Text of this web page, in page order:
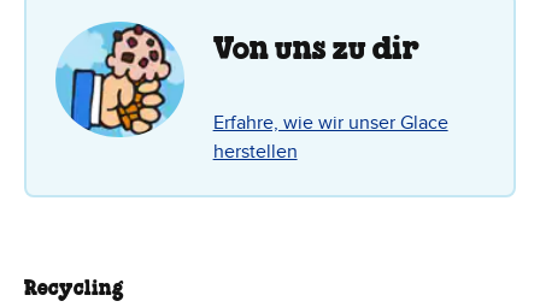
Von uns zu dir
Erfahre, wie wir unser Glace
herstellen
Recycling